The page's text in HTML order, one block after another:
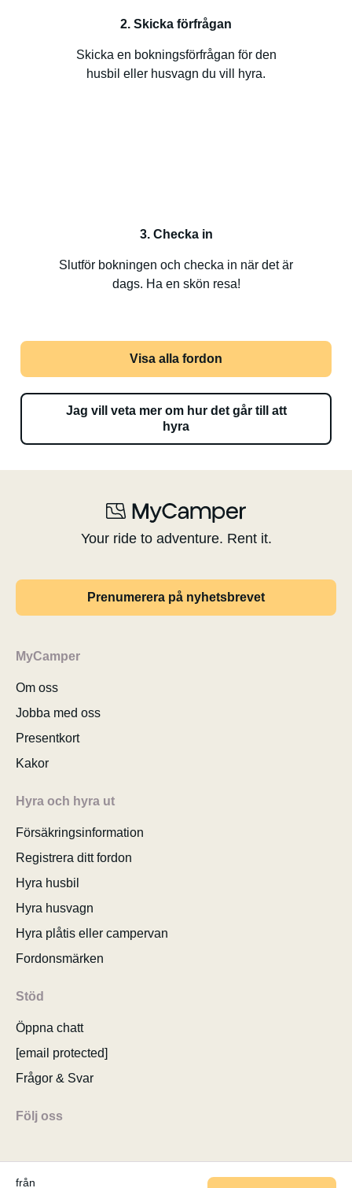
från
2. Skicka förfrågan
Skicka en bokningsförfrågan för den
husbil eller husvagn du vill hyra.
3. Checka in
Slutför bokningen och checka in när det är
dags. Ha en skön resa!
Visa alla fordon
Jag vill veta mer om hur det går till att
hyra
Your ride to adventure. Rent it.
Prenumerera på nyhetsbrevet
MyCamper
Om oss
Jobba med oss
Presentkort
Kakor
Hyra och hyra ut
Försäkringsinformation
Registrera ditt fordon
Hyra husbil
Hyra husvagn
Hyra plåtis eller campervan
Fordonsmärken
Stöd
Öppna chatt
[email protected]
Frågor & Svar
Följ oss